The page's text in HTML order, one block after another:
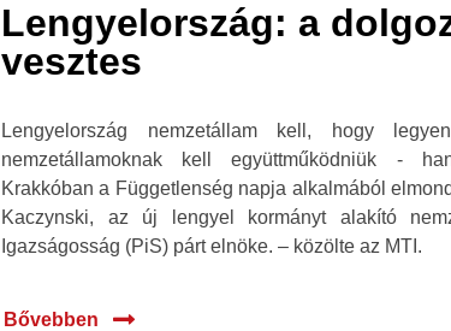
Lengyelország: a
vesztes
Lengyelország nemzetállam kell, hogy
nemzetállamoknak kell együttműködniük -
Krakkóban a Függetlenség napja alkalmából
Kaczynski, az új lengyel kormányt alakító
Igazságosság (PiS) párt elnöke. – közölte az MTI.
Bővebben